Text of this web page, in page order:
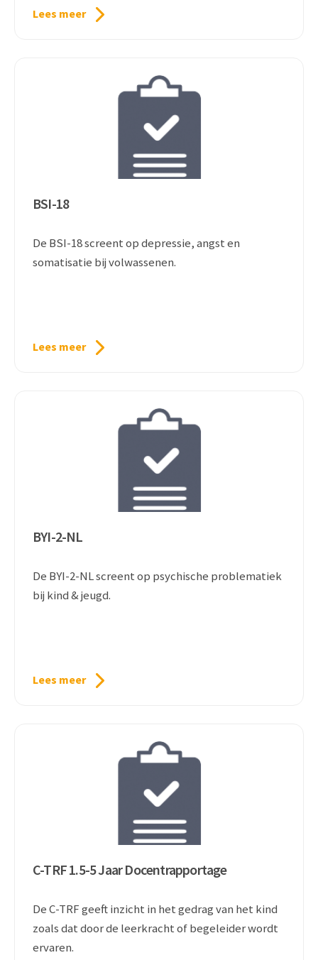
Lees meer
BSI-18
De BSI-18 screent op depressie, angst en
somatisatie bij volwassenen.
Lees meer
BYI-2-NL
De BYI-2-NL screent op psychische problematiek
bij kind & jeugd.
Lees meer
C-TRF 1.5-5 Jaar Docentrapportage
De C-TRF geeft inzicht in het gedrag van het kind
zoals dat door de leerkracht of begeleider wordt
ervaren.